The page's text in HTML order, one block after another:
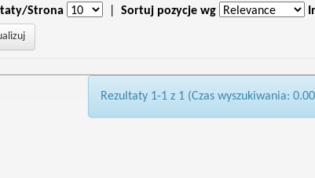
Strona Sortuj pozycje wg
Rezultaty 1-1 z 1 (Czas wyszukiwania: